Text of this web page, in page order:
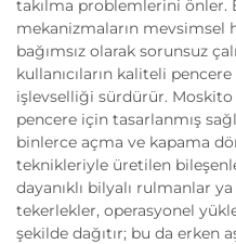
takılma problemlerini önler.
mekanizmaların mevsimsel
bağımsız olarak sorunsuz
kullanıcıların kaliteli
işlevselliği sürdürür.
pencere için tasarlanmış
binlerce açma ve kapama
teknikleriyle üretilen
dayanıklı bilyalı rulmanlar
tekerlekler, operasyonel
şekilde dağıtır; bu da erken